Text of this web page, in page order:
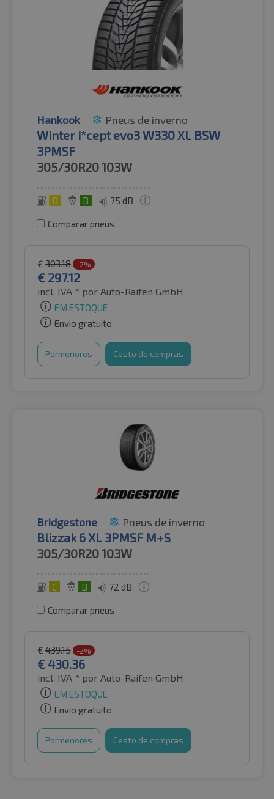
Hankook Pneus de inverno
Winter i*cept evo3 W330 XL BSW
3PMSF
305/30R20103W
D B 75 dB
Comparar pneus
€ 303.18 -2%
€ 297.12
incl. IVA * por Auto-Raifen GmbH
EM ESTOQUE
Envio gratuito
Pormenores Cesto de compras
Bridgestone Pneus de inverno
Blizzak 6 XL 3PMSF M+S
305/30R20103W
C B 72 dB
Comparar pneus
€ 439.15 -2%
€ 430.36
incl. IVA * por Auto-Raifen GmbH
EM ESTOQUE
Envio gratuito
Pormenores Cesto de compras